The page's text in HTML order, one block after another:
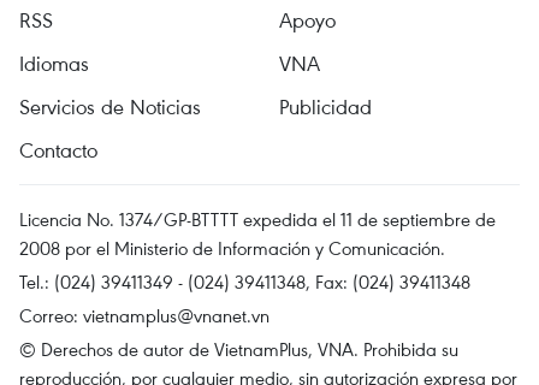
RSS
Apoyo
Idiomas
VNA
Servicios de Noticias
Publicidad
Contacto
Licencia No. 1374/GP-BTTTT expedida el 11 de septiembre de
2008 por el Ministerio de Información y Comunicación.
Tel.: (024) 39411349 - (024) 39411348, Fax: (024) 39411348
Correo: vietnamplus@vnanet.vn
© Derechos de autor de VietnamPlus, VNA. Prohibida su
reproducción, por cualquier medio, sin autorización expresa por